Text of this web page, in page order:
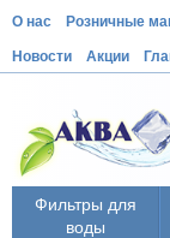
О нас Розничные
Новости Акции
Фильтры для
воды